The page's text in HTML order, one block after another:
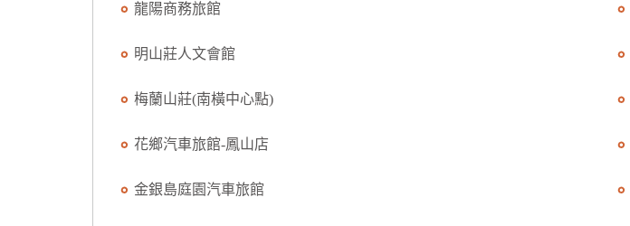
龍陽商務旅館
明山莊人文會館
梅蘭山莊(南橫中心點)
花鄉汽車旅館-鳳山店
金銀島庭園汽車旅館